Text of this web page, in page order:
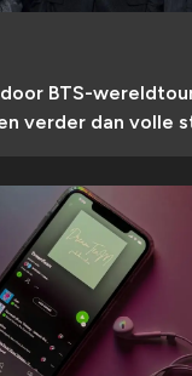
BTS-
verder dan volle